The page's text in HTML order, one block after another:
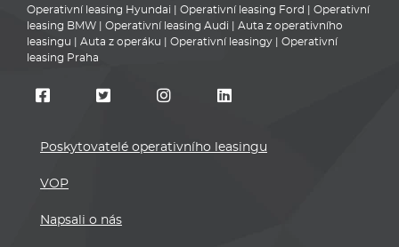
Operativní leasing Hyundai
Operativní leasing Ford
Operativní
leasing BMW
Operativní leasing Audi
Auta z operativního
leasingu
Auta z operáku Operativní leasingy
Operativní
leasing Praha
Poskytovatelé operativního leasingu
VOP
Napsali o nás